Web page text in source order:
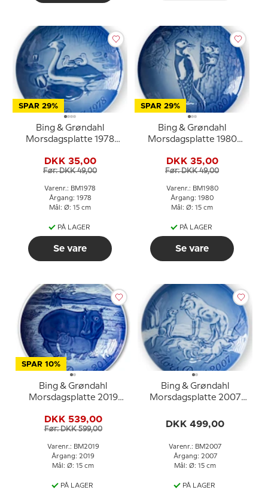
SPAR 29%
Bing & Grøndahl
Morsdagsplatte 1978
DKK 35,00
Før: DKK 49,00
Varenr.: BM1978
Årgang: 1978
Mål: Ø: 15 cm
PÅ LAGER
Se vare
SPAR 29%
Bing & Grøndahl
Morsdagsplatte 1980
DKK 35,00
Før: DKK 49,00
Varenr.: BM1980
Årgang: 1980
Mål: Ø: 15 cm
PÅ LAGER
Se vare
SPAR 10%
Bing & Grøndahl
Morsdagsplatte 2019
DKK 539,00
Før: DKK 599,00
Varenr.: BM2019
Årgang: 2019
Mål: Ø: 15 cm
PÅ LAGER
Bing & Grøndahl
Morsdagsplatte 2007
DKK 499,00
Varenr.: BM2007
Årgang: 2007
Mål: Ø: 15 cm
PÅ LAGER